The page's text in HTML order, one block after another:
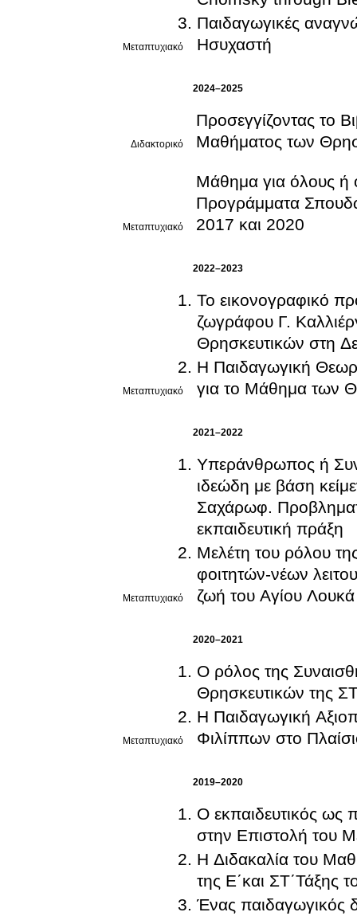
Μεταπτυχιακό
Παιδαγωγικές
Ησυχαστή
2024–2025
Διδακτορικό
Προσεγγίζοντας το
Μαθήματος των
Μεταπτυχιακό
Μάθημα για όλους ή
Προγράμματα
2017 και 2020
2022–2023
Μεταπτυχιακό
Το εικονογραφικό
ζωγράφου Γ.
Θρησκευτικών στη
Η Παιδαγωγική
για το Μάθημα των
2021–2022
Μεταπτυχιακό
Υπεράνθρωπος ή
ιδεώδη με βάση
Σαχάρωφ.
εκπαιδευτική πράξη
Μελέτη του ρόλου
φοιτητών-νέων
ζωή του Αγίου
2020–2021
Μεταπτυχιακό
Ο ρόλος της
Θρησκευτικών της
Η Παιδαγωγική
Φιλίππων στο
2019–2020
Ο εκπαιδευτικός
στην Επιστολή του
Η Διδακαλία του
της Ε΄και ΣΤ΄Τάξης
Ένας παιδαγωγικός